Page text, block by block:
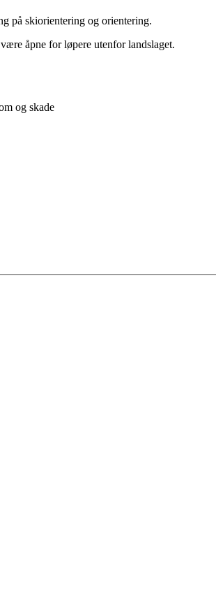
på skiorientering og orientering.
åpne for løpere utenfor landslaget.
og skade